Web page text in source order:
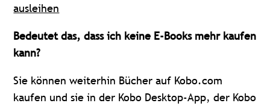
ausleihen
Bedeutet das, dass ich keine E-Books mehr kaufen
kann?
Sie können weiterhin Bücher auf Kobo.com
kaufen und sie in der Kobo Desktop-App, der Kobo